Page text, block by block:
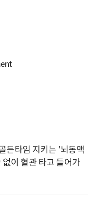
든타임 지키는 '뇌동맥
이 혈관 타고 들어가